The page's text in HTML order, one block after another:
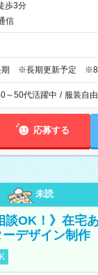
歩3分
信
期 ※長期更新予定 ※8
～50代活躍中 / 服装自由
応募する
未読
談OK！》在宅
デザイン制作